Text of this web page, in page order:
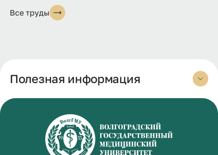
Все труды
Полезная информация